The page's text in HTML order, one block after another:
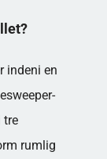
indeni en
tre
rumlig